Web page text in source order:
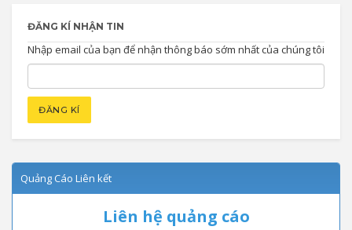
ĐĂNG KÍ NHẬN TIN
Nhập email của bạn để nhận thông báo sớm nhất của chúng tôi
Quảng Cáo Liên kết
Liên hệ quảng cáo